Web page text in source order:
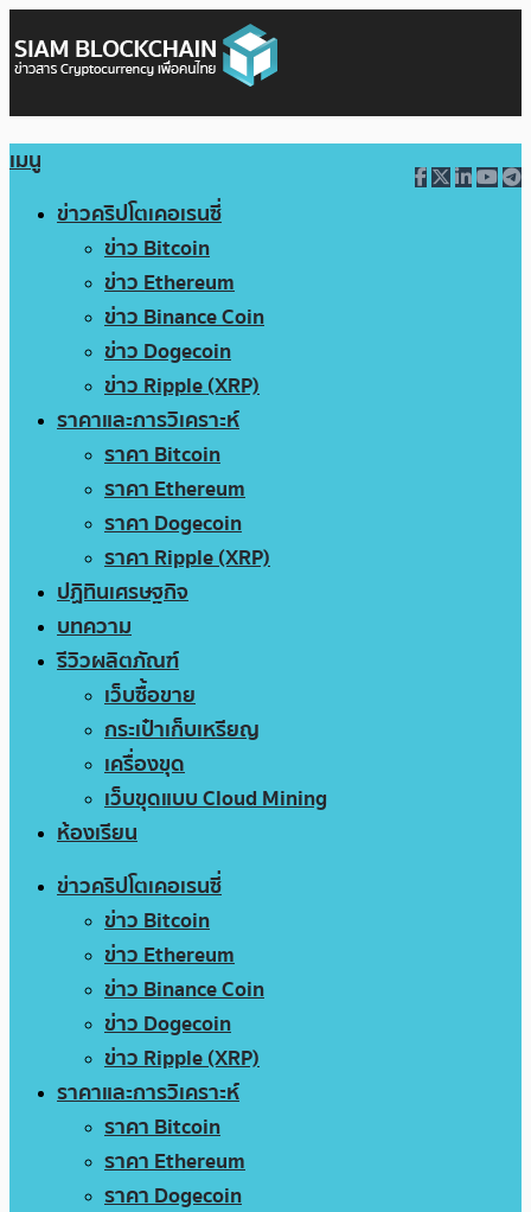
เมนู
ข่าวคริปโตเคอเรนซี่
ข่าว Bitcoin
ข่าว Ethereum
ข่าว Binance Coin
ข่าว Dogecoin
ข่าว Ripple (XRP)
ราคาและการวิเคราะห์
ราคา Bitcoin
ราคา Ethereum
ราคา Dogecoin
ราคา Ripple (XRP)
ปฏิทินเศรษฐกิจ
บทความ
รีวิวผลิตภัณฑ์
เว็บซื้อขาย
กระเป๋าเก็บเหรียญ
เครื่องขุด
เว็บขุดแบบ Cloud Mining
ห้องเรียน
ข่าวคริปโตเคอเรนซี่
ข่าว Bitcoin
ข่าว Ethereum
ข่าว Binance Coin
ข่าว Dogecoin
ข่าว Ripple (XRP)
ราคาและการวิเคราะห์
ราคา Bitcoin
ราคา Ethereum
ราคา Dogecoin